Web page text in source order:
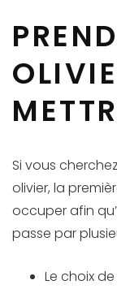
Si vous
olivier, la
occuper afin
passe par
Le choix